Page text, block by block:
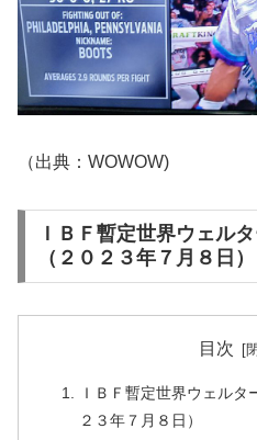
（出典：WOWOW)
ＩＢＦ暫定世界ウェル
（２０２３年７月８日）
目次
ＩＢＦ暫定世界ウェルタ
２３年７月８日）